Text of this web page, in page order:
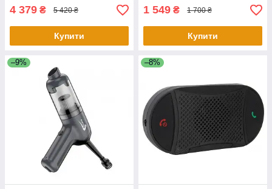
4 379 ₴ 5 420 ₴
Купити
1 549 ₴ 1 700 ₴
Купити
–9% –8%